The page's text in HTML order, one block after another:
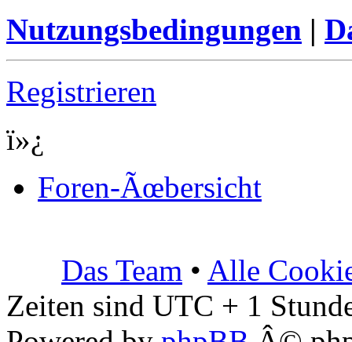
Nutzungsbedingungen |
Registrieren
ï»¿
Foren-Ãœbersicht
Das Team • Alle
Zeiten sind UTC + 1